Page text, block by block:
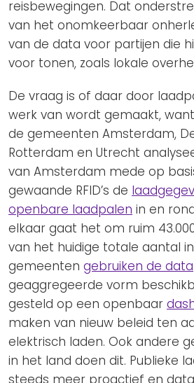
reisbewegingen. Dat
van het onomkeerbaar
van de data voor partijen die
voor tonen, zoals lokale
De vraag is of daar door
werk van wordt gemaakt,
de gemeenten Amsterdam,
Rotterdam en Utrecht
van Amsterdam mede op
gewaande RFID’s de
openbare laadpalen in en
elkaar gaat het om ruim
van het huidige totale aantal
gemeenten gebruiken de data
geaggregeerde vorm
gesteld op een openbaar
maken van nieuw beleid ten
elektrisch laden. Ook andere
in het land doen dit. Publieke